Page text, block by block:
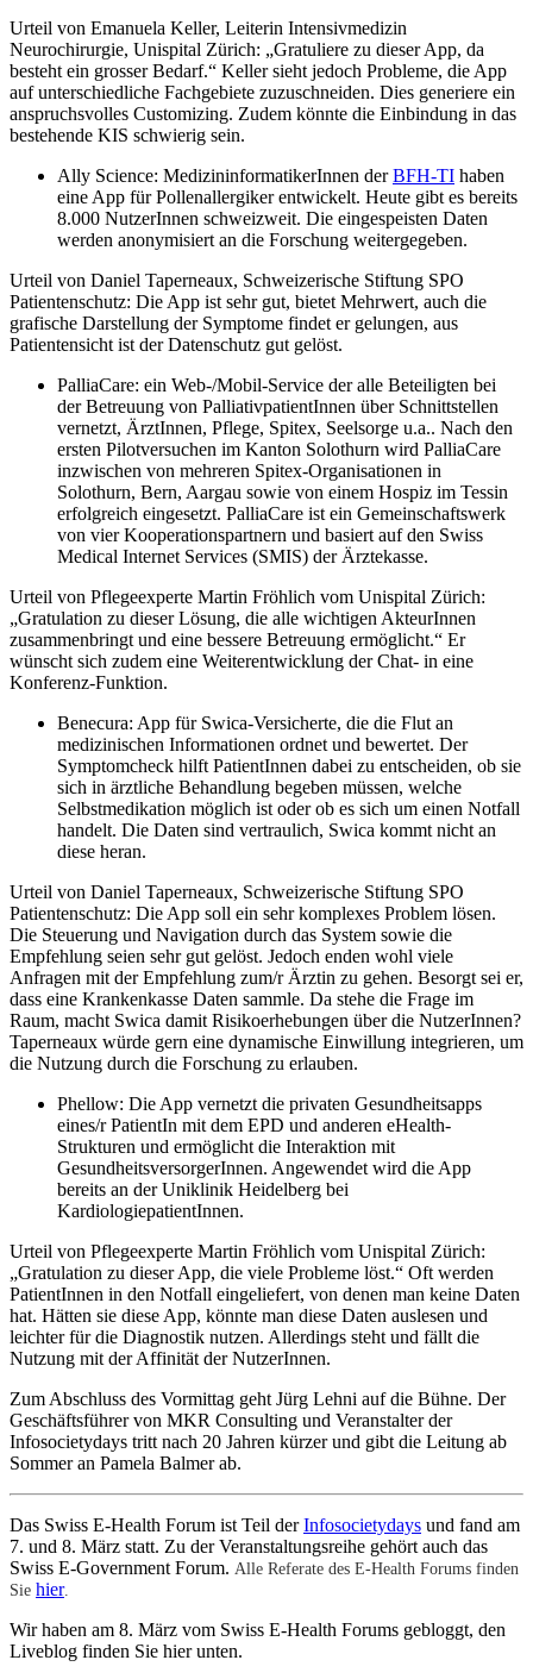
Urteil von Emanuela Keller, Leiterin Intensivmedizin
Neurochirurgie, Unispital Zürich: „Gratuliere zu dieser App, da
besteht ein grosser Bedarf.“ Keller sieht jedoch Probleme, die App
auf unterschiedliche Fachgebiete zuzuschneiden. Dies generiere ein
anspruchsvolles Customizing. Zudem könnte die Einbindung in das
bestehende KIS schwierig sein.
Ally Science: MedizininformatikerInnen derBFH-TI haben
eine App für Pollenallergiker entwickelt. Heute gibt es bereits
8.000 NutzerInnen schweizweit. Die eingespeisten Daten
werden anonymisiert an die Forschung weitergegeben.
Urteil von Daniel Taperneaux, Schweizerische Stiftung SPO
Patientenschutz: Die App ist sehr gut, bietet Mehrwert, auch die
grafische Darstellung der Symptome findet er gelungen, aus
Patientensicht ist der Datenschutz gut gelöst.
PalliaCare: ein Web-/Mobil-Service der alle Beteiligten bei
der Betreuung von PalliativpatientInnen über Schnittstellen
vernetzt, ÄrztInnen, Pflege, Spitex, Seelsorge u.a.. Nach den
ersten Pilotversuchen im Kanton Solothurn wird PalliaCare
inzwischen von mehreren Spitex-Organisationen in
Solothurn, Bern, Aargau sowie von einem Hospiz im Tessin
erfolgreich eingesetzt. PalliaCare ist ein Gemeinschaftswerk
von vier Kooperationspartnern und basiert auf den Swiss
Medical Internet Services (SMIS) der Ärztekasse.
Urteil von Pflegeexperte Martin Fröhlich vom Unispital Zürich:
„Gratulation zu dieser Lösung, die alle wichtigen AkteurInnen
zusammenbringt und eine bessere Betreuung ermöglicht.“ Er
wünscht sich zudem eine Weiterentwicklung der Chat- in eine
Konferenz-Funktion.
Benecura: App für Swica-Versicherte, die die Flut an
medizinischen Informationen ordnet und bewertet. Der
Symptomcheck hilft PatientInnen dabei zu entscheiden, ob sie
sich in ärztliche Behandlung begeben müssen, welche
Selbstmedikation möglich ist oder ob es sich um einen Notfall
handelt. Die Daten sind vertraulich, Swica kommt nicht an
diese heran.
Urteil von Daniel Taperneaux, Schweizerische Stiftung SPO
Patientenschutz: Die App soll ein sehr komplexes Problem lösen.
Die Steuerung und Navigation durch das System sowie die
Empfehlung seien sehr gut gelöst. Jedoch enden wohl viele
Anfragen mit der Empfehlung zum/r Ärztin zu gehen. Besorgt sei er,
dass eine Krankenkasse Daten sammle. Da stehe die Frage im
Raum, macht Swica damit Risikoerhebungen über die NutzerInnen?
Taperneaux würde gern eine dynamische Einwillung integrieren, um
die Nutzung durch die Forschung zu erlauben.
Phellow: Die App vernetzt die privaten Gesundheitsapps
eines/r PatientIn mit dem EPD und anderen eHealth-
Strukturen und ermöglicht die Interaktion mit
GesundheitsversorgerInnen. Angewendet wird die App
bereits an der Uniklinik Heidelberg bei
KardiologiepatientInnen.
Urteil von Pflegeexperte Martin Fröhlich vom Unispital Zürich:
„Gratulation zu dieser App, die viele Probleme löst.“ Oft werden
PatientInnen in den Notfall eingeliefert, von denen man keine Daten
hat. Hätten sie diese App, könnte man diese Daten auslesen und
leichter für die Diagnostik nutzen. Allerdings steht und fällt die
Nutzung mit der Affinität der NutzerInnen.
Zum Abschluss des Vormittag geht Jürg Lehni auf die Bühne. Der
Geschäftsführer von MKR Consulting und Veranstalter der
Infosocietydays tritt nach 20 Jahren kürzer und gibt die Leitung ab
Sommer an Pamela Balmer ab.
Das Swiss E-Health Forum ist Teil derInfosocietydays und fand am
7. und 8. März statt. Zu der Veranstaltungsreihe gehört auch das
Swiss E-Government Forum. Alle Referate des E-Health Forums finden
Sie hier.
Wir haben am 8. März vom Swiss E-Health Forums gebloggt, den
Liveblog finden Sie hier unten.